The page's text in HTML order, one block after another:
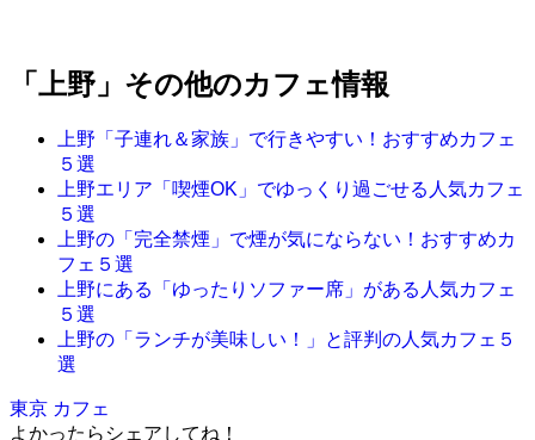
「上野」その他のカフェ情報
上野「子連れ＆家族」で行きやすい！おすすめカフェ
５選
上野エリア「喫煙OK」でゆっくり過ごせる人気カフェ
５選
上野の「完全禁煙」で煙が気にならない！おすすめカ
フェ５選
上野にある「ゆったりソファー席」がある人気カフェ
５選
上野の「ランチが美味しい！」と評判の人気カフェ５
選
東京 カフェ
よかったらシェアしてね！